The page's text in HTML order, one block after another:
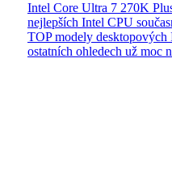
Intel Core Ultra 7 270K
nejlepších Intel CPU
TOP modely
ostatních ohledech už moc